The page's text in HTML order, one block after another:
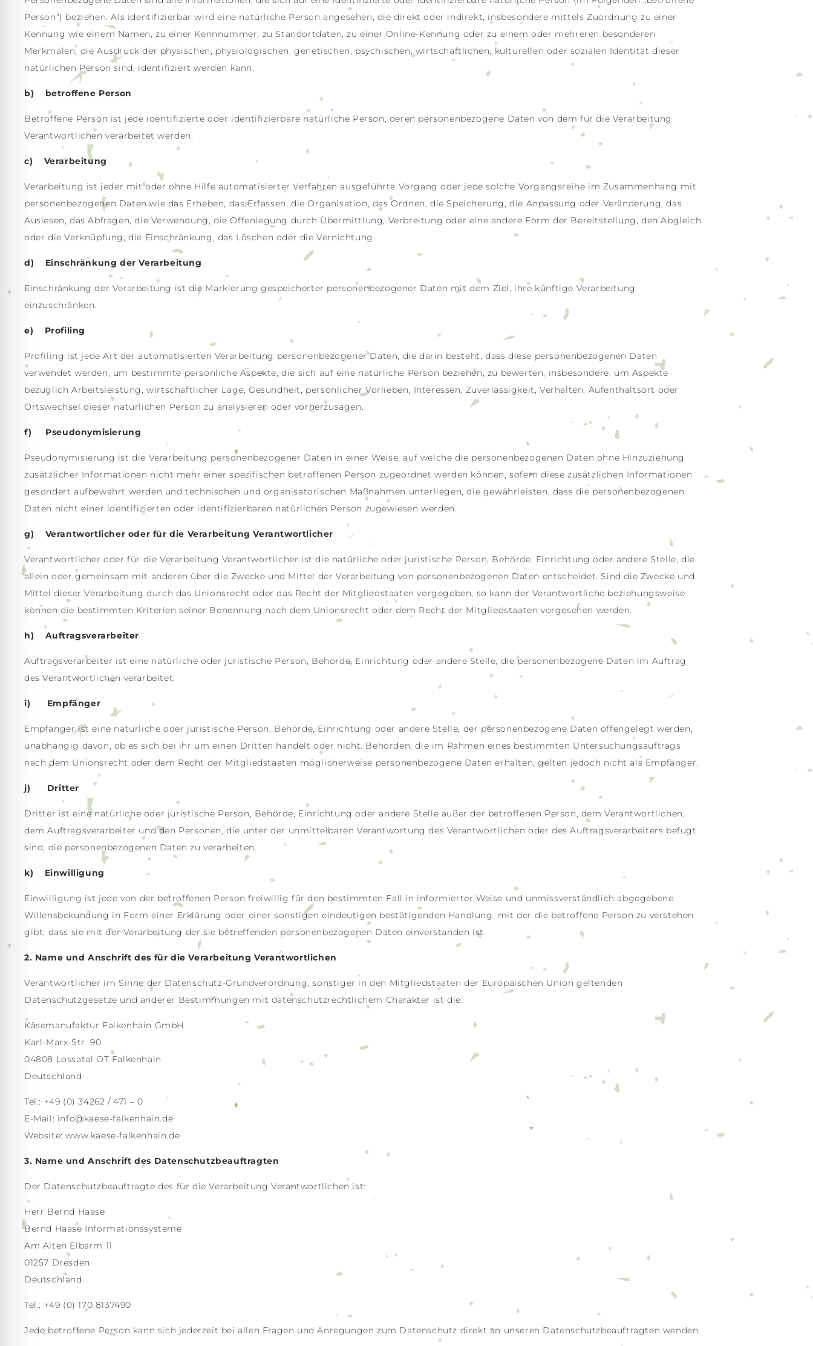
Person“) beziehen. Als identifizierbar wird eine natürliche Person angesehen, die direkt oder indirekt, insbesondere mittels Zuordnung zu einer
Kennung wie einem Namen, zu einer Kennnummer, zu Standortdaten, zu einer Online-Kennung oder zu einem oder mehreren besonderen
Merkmalen, die Ausdruck der physischen, physiologischen, genetischen, psychischen, wirtschaftlichen, kulturellen oder sozialen Identität dieser
natürlichen Person sind, identifiziert werden kann.
b) betroffene Person
Betroffene Person ist jede identifizierte oder identifizierbare natürliche Person, deren personenbezogene Daten von dem für die Verarbeitung
Verantwortlichen verarbeitet werden.
c) Verarbeitung
Verarbeitung ist jeder mit oder ohne Hilfe automatisierter Verfahren ausgeführte Vorgang oder jede solche Vorgangsreihe im Zusammenhang mit
personenbezogenen Daten wie das Erheben, das Erfassen, die Organisation, das Ordnen, die Speicherung, die Anpassung oder Veränderung, das
Auslesen, das Abfragen, die Verwendung, die Offenlegung durch Übermittlung, Verbreitung oder eine andere Form der Bereitstellung, den Abgleich
oder die Verknüpfung, die Einschränkung, das Löschen oder die Vernichtung.
d) Einschränkung der Verarbeitung
Einschränkung der Verarbeitung ist die Markierung gespeicherter personenbezogener Daten mit dem Ziel, ihre künftige Verarbeitung
einzuschränken.
e) Profiling
Profiling ist jede Art der automatisierten Verarbeitung personenbezogener Daten, die darin besteht, dass diese personenbezogenen Daten
verwendet werden, um bestimmte persönliche Aspekte, die sich auf eine natürliche Person beziehen, zu bewerten, insbesondere, um Aspekte
bezüglich Arbeitsleistung, wirtschaftlicher Lage, Gesundheit, persönlicher Vorlieben, Interessen, Zuverlässigkeit, Verhalten, Aufenthaltsort oder
Ortswechsel dieser natürlichen Person zu analysieren oder vorherzusagen.
f) Pseudonymisierung
Pseudonymisierung ist die Verarbeitung personenbezogener Daten in einer Weise, auf welche die personenbezogenen Daten ohne Hinzuziehung
zusätzlicher Informationen nicht mehr einer spezifischen betroffenen Person zugeordnet werden können, sofern diese zusätzlichen Informationen
gesondert aufbewahrt werden und technischen und organisatorischen Maßnahmen unterliegen, die gewährleisten, dass die personenbezogenen
Daten nicht einer identifizierten oder identifizierbaren natürlichen Person zugewiesen werden.
g) Verantwortlicher oder für die Verarbeitung Verantwortlicher
Verantwortlicher oder für die Verarbeitung Verantwortlicher ist die natürliche oder juristische Person, Behörde, Einrichtung oder andere Stelle, die
allein oder gemeinsam mit anderen über die Zwecke und Mittel der Verarbeitung von personenbezogenen Daten entscheidet. Sind die Zwecke und
Mittel dieser Verarbeitung durch das Unionsrecht oder das Recht der Mitgliedstaaten vorgegeben, so kann der Verantwortliche beziehungsweise
können die bestimmten Kriterien seiner Benennung nach dem Unionsrecht oder dem Recht der Mitgliedstaaten vorgesehen werden.
h) Auftragsverarbeiter
Auftragsverarbeiter ist eine natürliche oder juristische Person, Behörde, Einrichtung oder andere Stelle, die personenbezogene Daten im Auftrag
des Verantwortlichen verarbeitet.
i) Empfänger
Empfänger ist eine natürliche oder juristische Person, Behörde, Einrichtung oder andere Stelle, der personenbezogene Daten offengelegt werden,
unabhängig davon, ob es sich bei ihr um einen Dritten handelt oder nicht. Behörden, die im Rahmen eines bestimmten Untersuchungsauftrags
nach dem Unionsrecht oder dem Recht der Mitgliedstaaten möglicherweise personenbezogene Daten erhalten, gelten jedoch nicht als Empfänger.
j) Dritter
Dritter ist eine natürliche oder juristische Person, Behörde, Einrichtung oder andere Stelle außer der betroffenen Person, dem Verantwortlichen,
dem Auftragsverarbeiter und den Personen, die unter der unmittelbaren Verantwortung des Verantwortlichen oder des Auftragsverarbeiters befugt
sind, die personenbezogenen Daten zu verarbeiten.
k) Einwilligung
Einwilligung ist jede von der betroffenen Person freiwillig für den bestimmten Fall in informierter Weise und unmissverständlich abgegebene
Willensbekundung in Form einer Erklärung oder einer sonstigen eindeutigen bestätigenden Handlung, mit der die betroffene Person zu verstehen
gibt, dass sie mit der Verarbeitung der sie betreffenden personenbezogenen Daten einverstanden ist.
2. Name und Anschrift des für die Verarbeitung Verantwortlichen
Verantwortlicher im Sinne der Datenschutz-Grundverordnung, sonstiger in den Mitgliedstaaten der Europäischen Union geltenden
Datenschutzgesetze und anderer Bestimmungen mit datenschutzrechtlichem Charakter ist die:
Käsemanufaktur Falkenhain GmbH
Karl-Marx-Str. 90
04808 Lossatal OT Falkenhain
Deutschland
Tel.: +49 (0) 34262 / 471 – 0
E-Mail: info@kaese-falkenhain.de
Website: www.kaese-falkenhain.de
3. Name und Anschrift des Datenschutzbeauftragten
Der Datenschutzbeauftragte des für die Verarbeitung Verantwortlichen ist:
Herr Bernd Haase
Bernd Haase Informationssysteme
Am Alten Elbarm 11
01257 Dresden
Deutschland
Tel.: +49 (0) 170 8137490
Jede betroffene Person kann sich jederzeit bei allen Fragen und Anregungen zum Datenschutz direkt an unseren Datenschutzbeauftragten wenden.